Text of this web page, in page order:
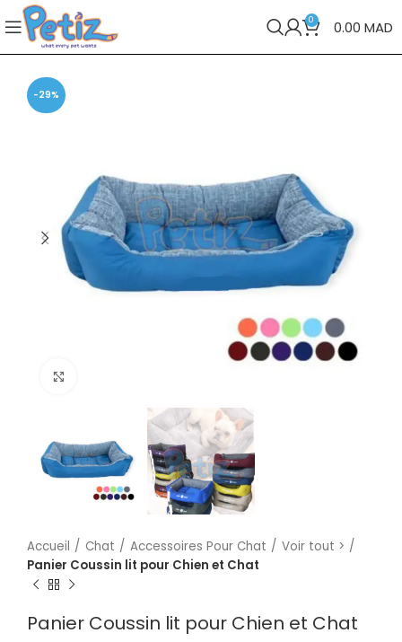
0 0.00 MAD
-29%
Accueil Chat Accessoires Pour Chat
Voir tout >
Panier Coussin lit pour Chien et Chat
Panier Coussin lit pour Chien et Chat